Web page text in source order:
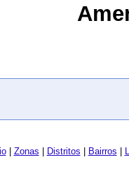
| Zonas Distritos Bairros